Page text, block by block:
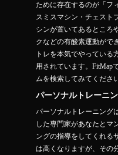
ために存在するのが「フ
スミスマシン・チェスト
シンが置いてあるところ
クなどの有酸素運動がで
トレを本気でやっている
用されています。FitMap
ムを検索してみてください
パーソナルトレーニ
パーソナルトレーニング
した専門家があなたとマ
ングの指導をしてくれる
は高くなりますが、その